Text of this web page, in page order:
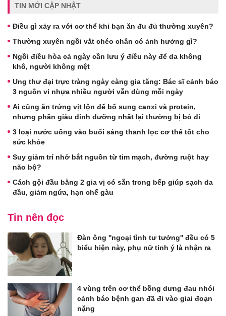
TIN MỚI CẬP NHẬT
Điều gì xảy ra với cơ thể khi bạn ăn đu đủ thường xuyên?
Thường xuyên ngồi vắt chéo chân có ảnh hưởng gì?
Ngồi điều hòa cả ngày cần lưu ý điều này để da không
khô, người không mệt
Ung thư đại trực tràng ngày càng gia tăng: Bác sĩ cảnh báo
3 nguồn vi nhựa nhiều người vẫn dùng mỗi ngày
Ai cũng ăn trứng vịt lộn để bổ sung canxi và protein,
nhưng phần giàu dinh dưỡng nhất lại thường bị bỏ đi
3 loại nước uống vào buổi sáng thanh lọc cơ thể tốt cho
sức khỏe
Suy giảm trí nhớ bắt nguồn từ tim mạch, đường ruột hay
não bộ?
Cách gội đầu bằng 2 gia vị có sẵn trong bếp giúp sạch da
đầu, giảm ngứa, hạn chế gàu
Tin nên đọc
Đàn ông ''ngoại tình tư tưởng'' đều có 5
biểu hiện này, phụ nữ tinh ý là nhận ra
4 vùng trên cơ thể bỗng dưng đau nhói
cảnh báo bệnh gan đã đi vào giai đoạn
nặng